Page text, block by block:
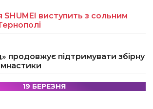
SHUMEI виступить з сольним
продовжує підтримувати збірну
19 БЕРЕЗНЯ